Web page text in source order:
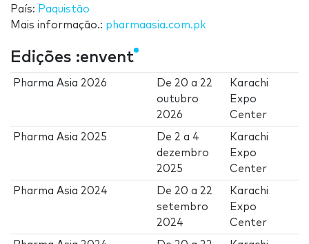
País: Paquistão
Mais informação.: pharmaasia.com.pk
Edições :envent
Pharma Asia 2026 De 20 a 22
outubro
2026
Karachi
Expo
Center
Pharma Asia 2025 De 2 a 4
dezembro
2025
Karachi
Expo
Center
Pharma Asia 2024 De 20 a 22
setembro
2024
Karachi
Expo
Center